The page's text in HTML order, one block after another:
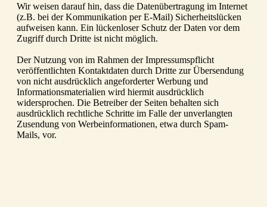
Wir weisen darauf hin, dass die Datenübertragung im Internet
(z.B. bei der Kommunikation per E-Mail) Sicherheitslücken
aufweisen kann. Ein lückenloser Schutz der Daten vor dem
Zugriff durch Dritte ist nicht möglich.
Der Nutzung von im Rahmen der Impressumspflicht
veröffentlichten Kontaktdaten durch Dritte zur Übersendung
von nicht ausdrücklich angeforderter Werbung und
Informationsmaterialien wird hiermit ausdrücklich
widersprochen. Die Betreiber der Seiten behalten sich
ausdrücklich rechtliche Schritte im Falle der unverlangten
Zusendung von Werbeinformationen, etwa durch Spam-
Mails, vor.